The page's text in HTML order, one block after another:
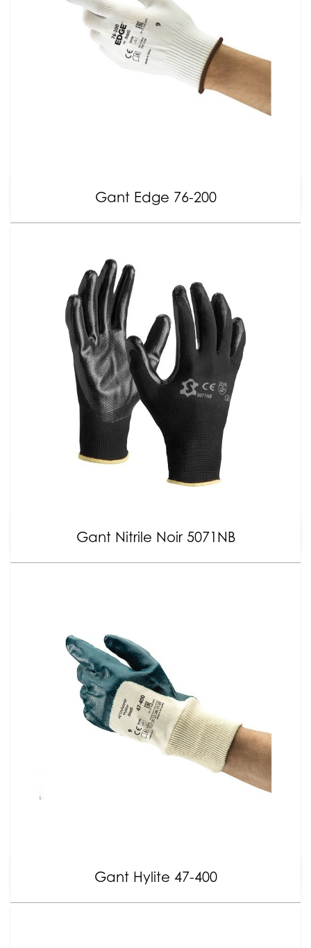
Gant Edge 76-200
Gant Nitrile Noir 5071NB
Gant Hylite 47-400